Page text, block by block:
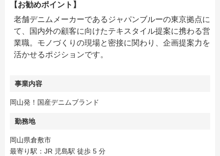
【お勧めポイント】
老舗デニムメーカーであるジャパンブルーの東京拠点に
て、国内外の顧客に向けたテキスタイル提案に携わる営
業職。モノづくりの現場と密接に関わり、企画提案力を
活かせるポジションです。
事業内容
岡山発！国産デニムブランド
勤務地
岡山県倉敷市
最寄り駅：JR 児島駅 徒歩 5 分